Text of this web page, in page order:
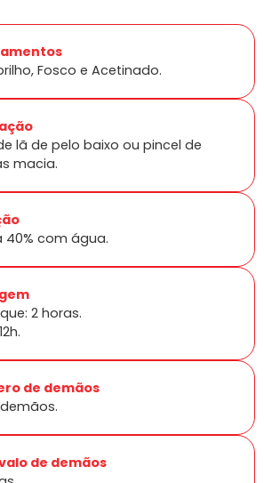
Fosco e Acetinado.
lã de pelo baixo ou pincel de
macia.
40% com água.
2 horas.
de demãos
de demãos